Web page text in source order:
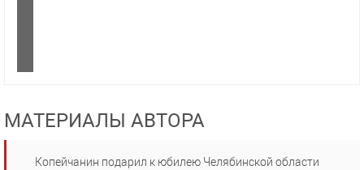
МАТЕРИАЛЫ АВТОРА
Копейчанин подарил к юбилею Челябинской области